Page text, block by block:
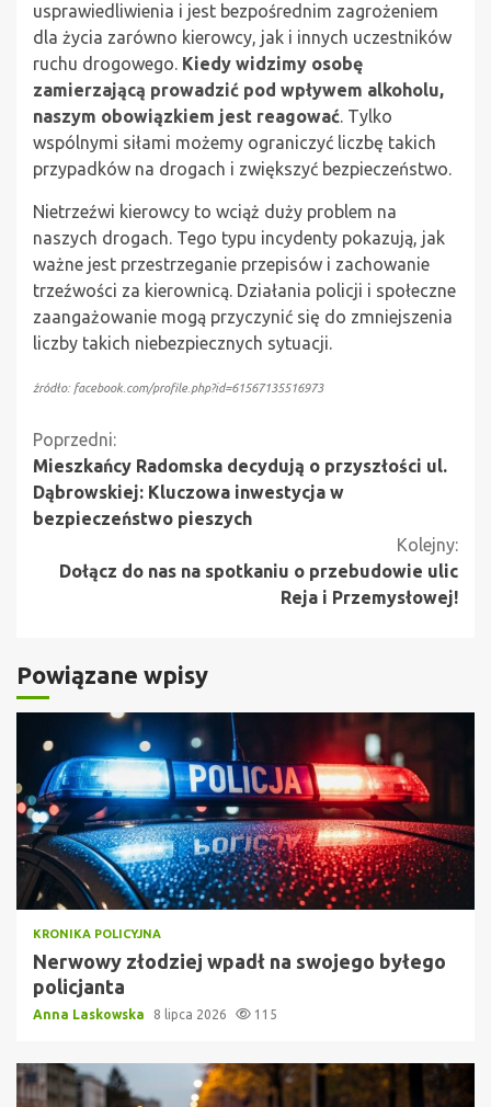
usprawiedliwienia i jest bezpośrednim zagrożeniem
dla życia zarówno kierowcy, jak i innych uczestników
ruchu drogowego. Kiedy widzimy osobę
zamierzającą prowadzić pod wpływem alkoholu,
naszym obowiązkiem jest reagować. Tylko
wspólnymi siłami możemy ograniczyć liczbę takich
przypadków na drogach i zwiększyć bezpieczeństwo.
Nietrzeźwi kierowcy to wciąż duży problem na
naszych drogach. Tego typu incydenty pokazują, jak
ważne jest przestrzeganie przepisów i zachowanie
trzeźwości za kierownicą. Działania policji i społeczne
zaangażowanie mogą przyczynić się do zmniejszenia
liczby takich niebezpiecznych sytuacji.
źródło: facebook.com/profile.php?id=61567135516973
Kontynuuj
czytanie
Poprzedni:
Mieszkańcy Radomska decydują o przyszłości ul.
Dąbrowskiej: Kluczowa inwestycja w
bezpieczeństwo pieszych
Kolejny:
Dołącz do nas na spotkaniu o przebudowie ulic
Reja i Przemysłowej!
Powiązane wpisy
KRONIKA POLICYJNA
Nerwowy złodziej wpadł na swojego byłego
policjanta
Anna Laskowska 8 lipca 2026 115